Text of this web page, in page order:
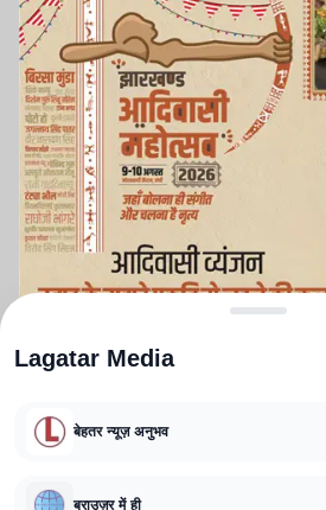
CORRECTIONS POLICY
Lagatar Media
बेहतर न्यूज़ अनुभव
ब्राउज़र में ही